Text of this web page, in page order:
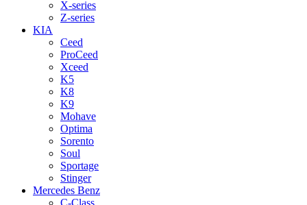
X-series
Z-series
KIA
Ceed
ProCeed
Xceed
K5
K8
K9
Mohave
Optima
Sorento
Soul
Sportage
Stinger
Mercedes Benz
C-Class